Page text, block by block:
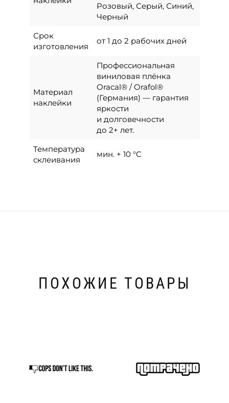
Розовый, Серый, Синий,
Черный
Срок
изготовления
от 1 до 2 рабочих дней
Материал
наклейки
Профессиональная
виниловая плёнка
Oracal® / Orafol®
(Германия) — гарантия
яркости
и долговечности
до 2+ лет.
Температура
склеивания
мин. + 10 °C
ПОХОЖИЕ ТОВАРЫ